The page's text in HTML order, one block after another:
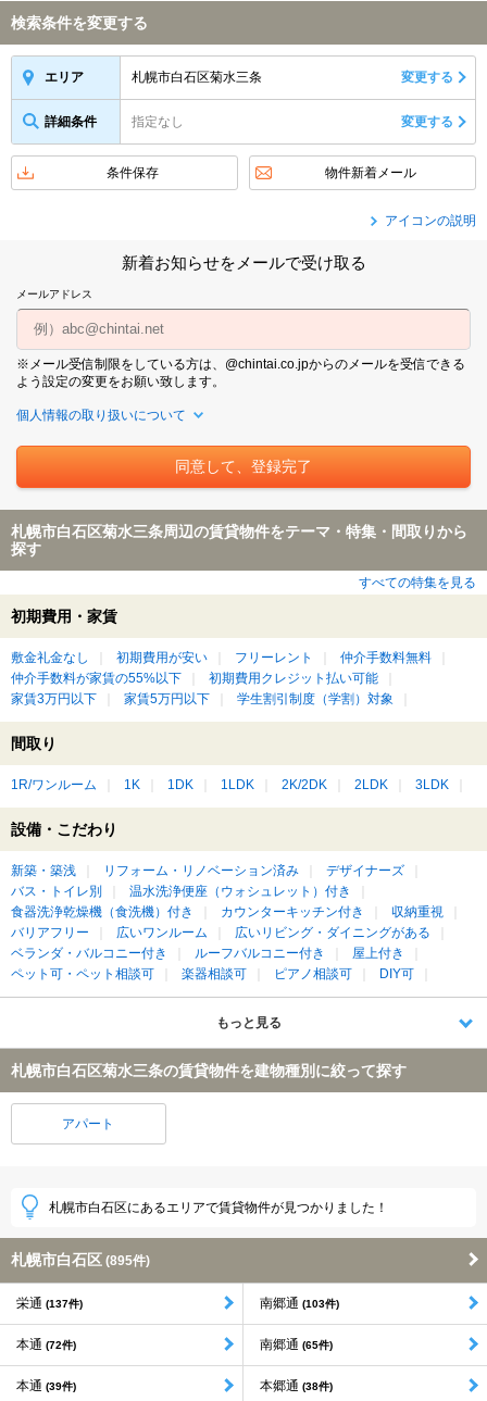
検索条件を変更する
エリア 札幌市白石区菊水三条 変更する
詳細条件 指定なし 変更する
条件保存 物件新着メール
アイコンの説明
新着お知らせをメールで受け取る
メールアドレス
※メール受信制限をしている方は、@chintai.co.jpからのメールを受信できる
よう設定の変更をお願い致します。
個人情報の取り扱いについて
札幌市白石区菊水三条周辺の賃貸物件をテーマ・特集・間取りから
探す
すべての特集を見る
初期費用・家賃
敷金礼金なし 初期費用が安い フリーレント
仲介手数料無料
仲介手数料が家賃の55%以下
初期費用クレジット払い可能
家賃3万円以下
家賃5万円以下 学生割引制度（学割）対象
間取り
1R/ワンルーム 1K 1DK 1LDK 2K/2DK 2LDK 3LDK
設備・こだわり
新築・築浅 リフォーム・リノベーション済み
デザイナーズ
バス・トイレ別
温水洗浄便座（ウォシュレット）付き
食器洗浄乾燥機（食洗機）付き
カウンターキッチン付き
収納重視
バリアフリー
広いワンルーム
広いリビング・ダイニングがある
ベランダ・バルコニー付き
ルーフバルコニー付き
屋上付き
ペット可・ペット相談可
楽器相談可 ピアノ相談可 DIY可
もっと見る
札幌市白石区菊水三条の賃貸物件を建物種別に絞って探す
アパート
札幌市白石区にあるエリアで賃貸物件が見つかりました！
札幌市白石区 (895件)
栄通 (137件) 南郷通 (103件)
本通 (72件) 南郷通 (65件)
本通 (39件) 本郷通 (38件)